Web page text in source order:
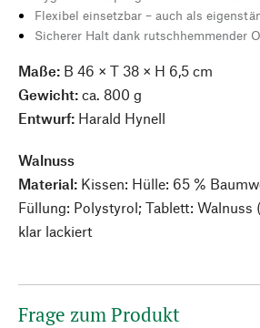
Flexibel einsetzbar – auch als
Sicherer Halt dank rutschhemmender
Maße: B 46 × T 38 × H 6,5 cm
Gewicht: ca. 800 g
Entwurf: Harald Hynell
Walnuss
Material: Kissen: Hülle: 65 %
Füllung: Polystyrol; Tablett: Walnuss
klar lackiert
Frage zum Produkt